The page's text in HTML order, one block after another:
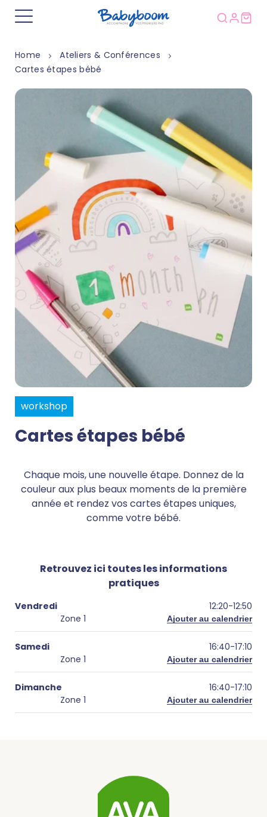
Home
Ateliers & Conférences
Cartes étapes bébé
workshop
Cartes étapes bébé
Chaque mois, une nouvelle étape. Donnez de la
couleur aux plus beaux moments de la première
année et rendez vos cartes étapes uniques,
comme votre bébé.
Retrouvez ici toutes les informations
pratiques
Vendredi 12:20-12:50
Zone 1
Ajouter au calendrier
Samedi 16:40-17:10
Zone 1
Ajouter au calendrier
Dimanche 16:40-17:10
Zone 1
Ajouter au calendrier